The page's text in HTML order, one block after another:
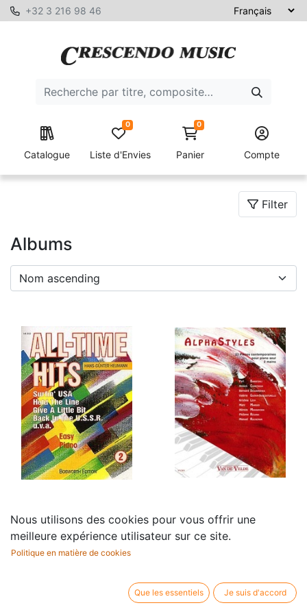
+32 3 216 98 46
Catalogue Liste d'Envies
0 0
Panier Compte
Filter
Albums
All-time hits - Vol.2
28,75
Alphastyles
Nous utilisons des cookies pour vous offrir une
meilleure expérience utilisateur sur ce site.
Politique en matière de cookies
Que les essentiels Je suis d'accord